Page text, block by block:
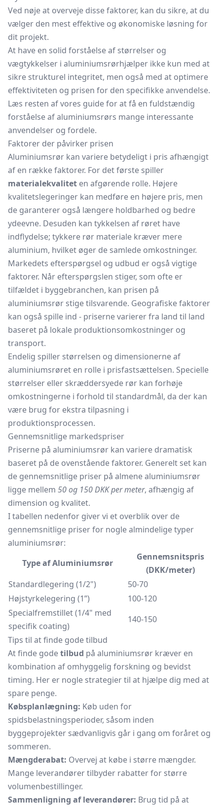
Ved nøje at overveje disse faktorer, kan du sikre, at du
vælger den mest effektive og økonomiske løsning for
dit projekt.
At have en solid forståelse af størrelser og
vægtykkelser i aluminiumsrørhjælper ikke kun med at
sikre strukturel integritet, men også med at optimere
effektiviteten og prisen for den specifikke anvendelse.
Læs resten af vores guide for at få en fuldstændig
forståelse af aluminiumsrørs mange interessante
anvendelser og fordele.
Faktorer der påvirker prisen
Aluminiumsrør kan variere betydeligt i pris afhængigt
af en række faktorer. For det første spiller
materialekvalitet en afgørende rolle. Højere
kvalitetslegeringer kan medføre en højere pris, men
de garanterer også længere holdbarhed og bedre
ydeevne. Desuden kan tykkelsen af røret have
indflydelse; tykkere rør materiale kræver mere
aluminium, hvilket øger de samlede omkostninger.
Markedets efterspørgsel og udbud er også vigtige
faktorer. Når efterspørgslen stiger, som ofte er
tilfældet i byggebranchen, kan prisen på
aluminiumsrør stige tilsvarende. Geografiske faktorer
kan også spille ind - priserne varierer fra land til land
baseret på lokale produktionsomkostninger og
transport.
Endelig spiller størrelsen og dimensionerne af
aluminiumsrøret en rolle i prisfastsættelsen. Specielle
størrelser eller skræddersyede rør kan forhøje
omkostningerne i forhold til standardmål, da der kan
være brug for ekstra tilpasning i
produktionsprocessen.
Gennemsnitlige markedspriser
Priserne på aluminiumsrør kan variere dramatisk
baseret på de ovenstående faktorer. Generelt set kan
de gennemsnitlige priser på almene aluminiumsrør
ligge mellem 50 og 150 DKK per meter, afhængig af
dimension og kvalitet.
I tabellen nedenfor giver vi et overblik over de
gennemsnitlige priser for nogle almindelige typer
aluminiumsrør:
Type af Aluminiumsrør
Gennemsnitspris
(DKK/meter)
Standardlegering (1/2")
50-70
Højstyrkelegering (1”)
100-120
Specialfremstillet (1/4" med
specifik coating)
140-150
Tips til at finde gode tilbud
At finde godetilbud på aluminiumsrør kræver en
kombination af omhyggelig forskning og bevidst
timing. Her er nogle strategier til at hjælpe dig med at
spare penge.
Købsplanlægning: Køb uden for
spidsbelastningsperioder, såsom inden
byggeprojekter sædvanligvis går i gang om foråret og
sommeren.
Mængderabat: Overvej at købe i større mængder.
Mange leverandører tilbyder rabatter for større
volumenbestillinger.
Sammenligning af leverandører: Brug tid på at